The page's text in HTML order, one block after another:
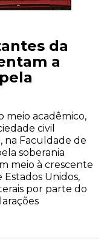
da
a
meio acadêmico,
civil
na Faculdade de
soberania
meio à crescente
Unidos,
por parte do